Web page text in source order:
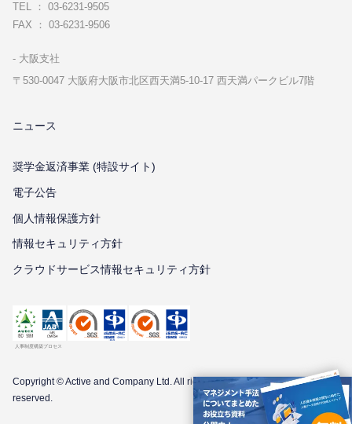
TEL ： 03-6231-9505
FAX ： 03-6231-9506
⼤阪⽀社
〒530-0047 ⼤阪府⼤阪市北区⻄天満5-10-17 ⻄天満パークビル7階
ニュース
奨学金返済事業 (特設サイト)
電子公告
個⼈情報保護⽅針
情報セキュリティ⽅針
クラウドサービス情報セキュリティ方針
Copyright © Active and Company Ltd. All rights
reserved.